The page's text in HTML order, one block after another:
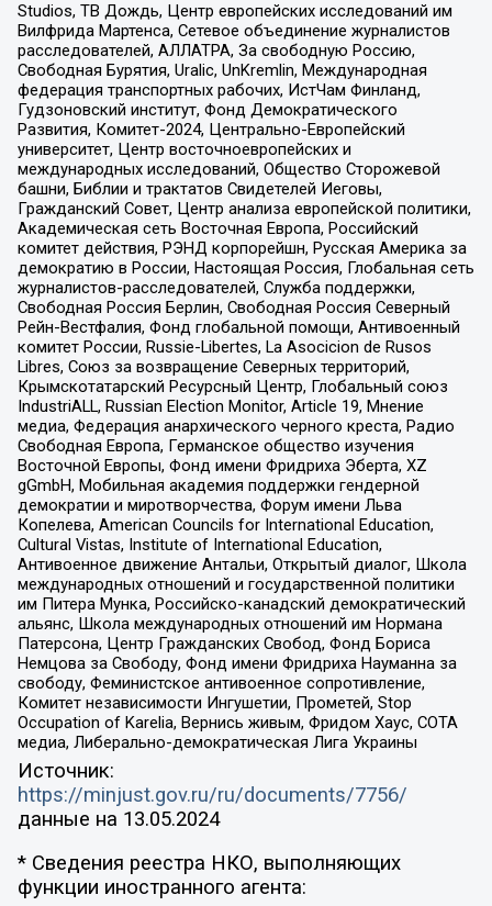
Studios, ТВ Дождь, Центр европейских исследований им
Вилфрида Мартенса, Сетевое объединение журналистов
расследователей, АЛЛАТРА, За свободную Россию,
Свободная Бурятия, Uralic, UnKremlin, Международная
федерация транспортных рабочих, ИстЧам Финланд,
Гудзоновский институт, Фонд Демократического
Развития, Комитет-2024, Центрально-Европейский
университет, Центр восточноевропейских и
международных исследований, Общество Сторожевой
башни, Библии и трактатов Свидетелей Иеговы,
Гражданский Совет, Центр анализа европейской политики,
Академическая сеть Восточная Европа, Российский
комитет действия, РЭНД корпорейшн, Русская Америка за
демократию в России, Настоящая Россия, Глобальная сеть
журналистов-расследователей, Служба поддержки,
Свободная Россия Берлин, Свободная Россия Северный
Рейн-Вестфалия, Фонд глобальной помощи, Антивоенный
комитет России, Russie-Libertes, La Asocicion de Rusos
Libres, Союз за возвращение Северных территорий,
Крымскотатарский Ресурсный Центр, Глобальный союз
IndustriALL, Russian Election Monitor, Article 19, Мнение
медиа, Федерация анархического черного креста, Радио
Свободная Европа, Германское общество изучения
Восточной Европы, Фонд имени Фридриха Эберта, XZ
gGmbH, Мобильная академия поддержки гендерной
демократии и миротворчества, Форум имени Льва
Копелева, American Councils for International Education,
Cultural Vistas, Institute of International Education,
Антивоенное движение Антальи, Открытый диалог, Школа
международных отношений и государственной политики
им Питера Мунка, Российско-канадский демократический
альянс, Школа международных отношений им Нормана
Патерсона, Центр Гражданских Свобод, Фонд Бориса
Немцова за Свободу, Фонд имени Фридриха Науманна за
свободу, Феминистское антивоенное сопротивление,
Комитет независимости Ингушетии, Прометей, Stop
Occupation of Karelia, Вернись живым, Фридом Хаус, СОТА
медиа, Либерально-демократическая Лига Украины
Источник:
https://minjust.gov.ru/ru/documents/7756/
данные на 13.05.2024
* Сведения реестра НКО, выполняющих
функции иностранного агента: